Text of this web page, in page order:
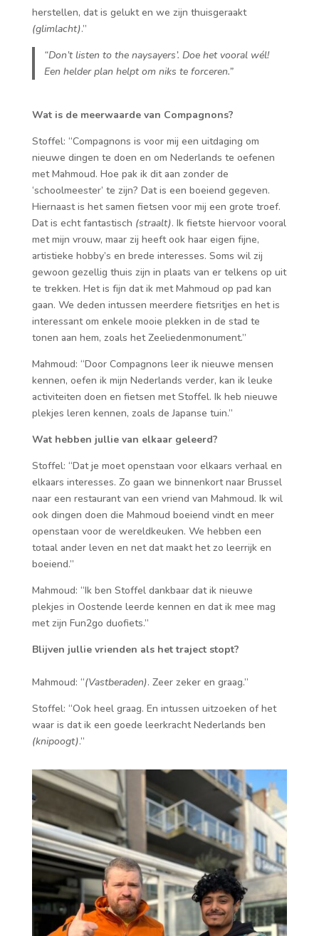
herstellen, dat is gelukt en we zijn thuisgeraakt
(glimlacht).”
“Don’t listen to the naysayers’. Doe het vooral wél!
Een helder plan helpt om niks te forceren.”
Wat is de meerwaarde van Compagnons?
Stoffel: “Compagnons is voor mij een uitdaging om
nieuwe dingen te doen en om Nederlands te oefenen
met Mahmoud. Hoe pak ik dit aan zonder de
‘schoolmeester’ te zijn? Dat is een boeiend gegeven.
Hiernaast is het samen fietsen voor mij een grote troef.
Dat is echt fantastisch (straalt). Ik fietste hiervoor vooral
met mijn vrouw, maar zij heeft ook haar eigen fijne,
artistieke hobby’s en brede interesses. Soms wil zij
gewoon gezellig thuis zijn in plaats van er telkens op uit
te trekken. Het is fijn dat ik met Mahmoud op pad kan
gaan. We deden intussen meerdere fietsritjes en het is
interessant om enkele mooie plekken in de stad te
tonen aan hem, zoals het Zeeliedenmonument.”
Mahmoud: “Door Compagnons leer ik nieuwe mensen
kennen, oefen ik mijn Nederlands verder, kan ik leuke
activiteiten doen en fietsen met Stoffel. Ik heb nieuwe
plekjes leren kennen, zoals de Japanse tuin.”
Wat hebben jullie van elkaar geleerd?
Stoffel: “Dat je moet openstaan voor elkaars verhaal en
elkaars interesses. Zo gaan we binnenkort naar Brussel
naar een restaurant van een vriend van Mahmoud. Ik wil
ook dingen doen die Mahmoud boeiend vindt en meer
openstaan voor de wereldkeuken. We hebben een
totaal ander leven en net dat maakt het zo leerrijk en
boeiend.”
Mahmoud: “Ik ben Stoffel dankbaar dat ik nieuwe
plekjes in Oostende leerde kennen en dat ik mee mag
met zijn Fun2go duofiets.”
Blijven jullie vrienden als het traject stopt?
Mahmoud: “(Vastberaden). Zeer zeker en graag.”
Stoffel: “Ook heel graag. En intussen uitzoeken of het
waar is dat ik een goede leerkracht Nederlands ben
(knipoogt).”